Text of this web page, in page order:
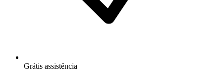
Grátis assistência